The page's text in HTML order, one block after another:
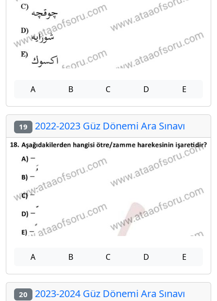
A B C D E
19 2022-2023 Güz Dönemi Ara Sınavı
A B C D E
20 2023-2024 Güz Dönemi Ara Sınavı